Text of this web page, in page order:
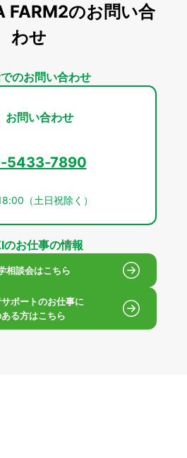
FARM2のお問い合
わせ
のお問い合わせ
お問い合わせ
5433-7890
（土日祝除く）
のお仕事の情報
相談会はこちら
ポートのお仕事に
る方はこちら